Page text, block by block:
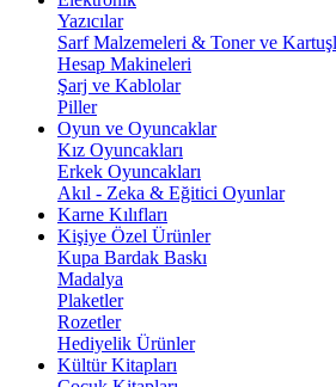
Yazıcılar
Sarf Malzemeleri & Toner ve
Hesap Makineleri
Şarj ve Kablolar
Piller
Oyun ve Oyuncaklar
Kız Oyuncakları
Erkek Oyuncakları
Akıl - Zeka & Eğitici Oyunlar
Karne Kılıfları
Kişiye Özel Ürünler
Kupa Bardak Baskı
Madalya
Plaketler
Rozetler
Hediyelik Ürünler
Kültür Kitapları